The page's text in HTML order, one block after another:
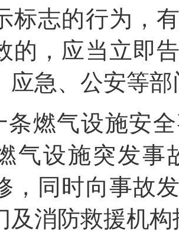
标志的行为，
的，应当立即
应急、公安等
条燃气设施安
气设施突发事
，同时向事故
及消防救援机构